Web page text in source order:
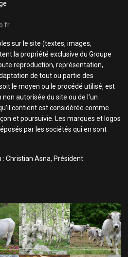
sur le site (textes, images,
la propriété exclusive du Groupe
reproduction, représentation,
de tout ou partie des
le moyen ou le procédé utilisé, est
autorisée du site ou de l’un
contient est considérée comme
et poursuivie. Les marques et logos
par les sociétés qui en sont
: Christian Asna, Président